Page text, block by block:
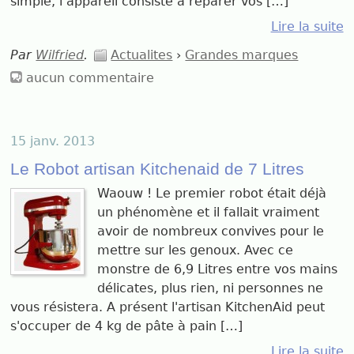
Lire la suite
Par Wilfried. Actualites › Grandes marques
aucun commentaire
15 janv. 2013
Le Robot artisan Kitchenaid de 7 Litres
Waouw ! Le premier robot était déjà
un phénomène et il fallait vraiment
avoir de nombreux convives pour le
mettre sur les genoux. Avec ce
monstre de 6,9 Litres entre vos mains
délicates, plus rien, ni personnes ne
vous résistera. A présent l'artisan KitchenAid peut
s'occuper de 4 kg de pâte à pain […]
Lire la suite